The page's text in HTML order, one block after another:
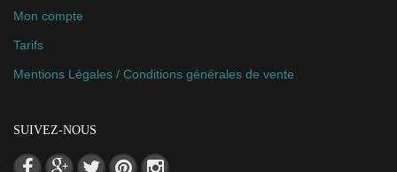
Mon compte
Tarifs
Mentions Légales / Conditions générales de vente
SUIVEZ-NOUS